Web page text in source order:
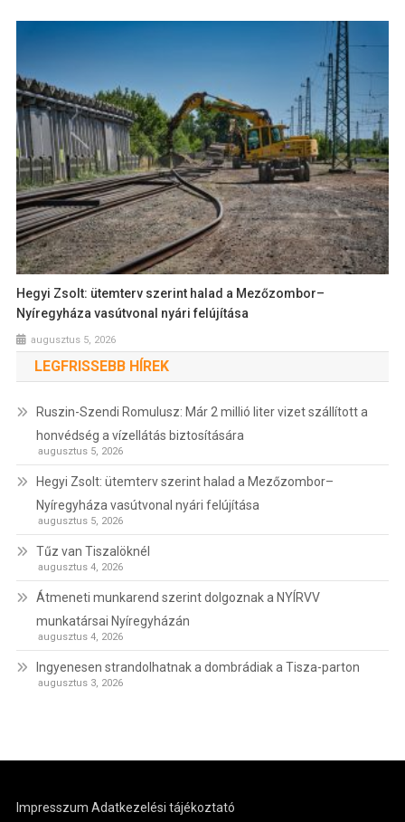
Hegyi Zsolt: ütemterv szerint halad a Mezőzombor–
Nyíregyháza vasútvonal nyári felújítása
augusztus 5, 2026
LEGFRISSEBB HÍREK
Ruszin-Szendi Romulusz: Már 2 millió liter vizet szállított a
honvédség a vízellátás biztosítására
augusztus 5, 2026
Hegyi Zsolt: ütemterv szerint halad a Mezőzombor–
Nyíregyháza vasútvonal nyári felújítása
augusztus 5, 2026
Tűz van Tiszalöknél
augusztus 4, 2026
Átmeneti munkarend szerint dolgoznak a NYÍRVV
munkatársai Nyíregyházán
augusztus 4, 2026
Ingyenesen strandolhatnak a dombrádiak a Tisza-parton
augusztus 3, 2026
Impresszum Adatkezelési tájékoztató